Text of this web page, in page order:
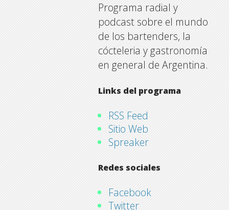
Programa radial y
podcast sobre el mundo
de los bartenders, la
cócteleria y gastronomía
en general de Argentina.
Links del programa
RSS Feed
Sitio Web
Spreaker
Redes sociales
Facebook
Twitter